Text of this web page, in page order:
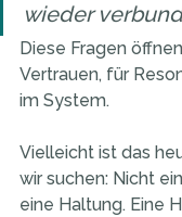
wieder
Diese Fragen
Vertrauen, für
im System.
Vielleicht ist das
wir suchen: Nicht
eine Haltung. Eine